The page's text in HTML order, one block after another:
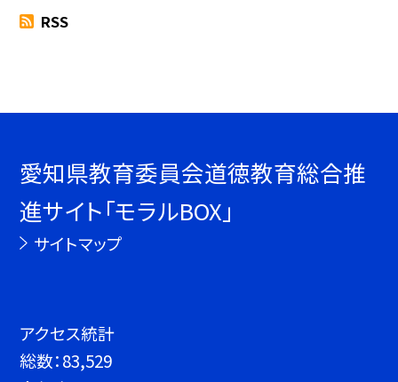
RSS
愛知県教育委員会道徳教育総合推
進サイト「モラルBOX」
サイトマップ
アクセス統計
総数：83,529